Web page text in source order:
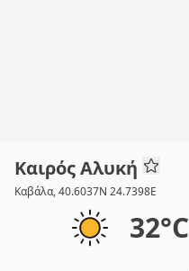
Καιρός Αλυκή
Καβάλα, 40.6037N 24.7398E
32°C